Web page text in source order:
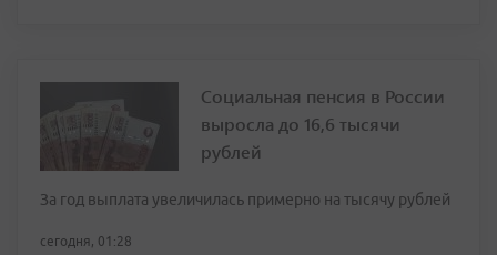
Социальная пенсия в России
выросла до 16,6 тысячи
рублей
За год выплата увеличилась примерно на тысячу рублей
сегодня, 01:28